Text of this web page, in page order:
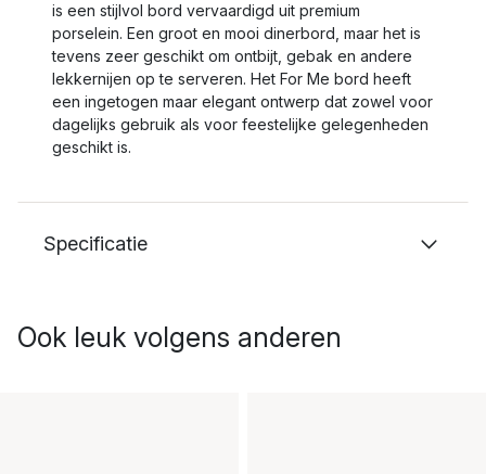
is een stijlvol bord vervaardigd uit premium
porselein. Een groot en mooi dinerbord, maar het is
tevens zeer geschikt om ontbijt, gebak en andere
lekkernijen op te serveren. Het For Me bord heeft
een ingetogen maar elegant ontwerp dat zowel voor
dagelijks gebruik als voor feestelijke gelegenheden
geschikt is.
Specificatie
Ook leuk volgens anderen